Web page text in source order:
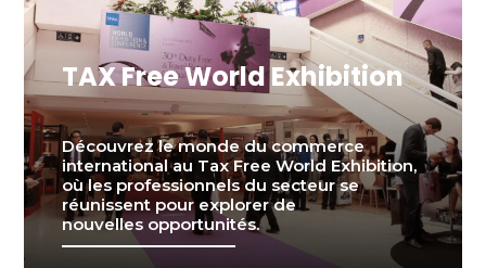
TAX Free World Exhibition
Découvrez le monde du commerce
international au Tax Free World Exhibition,
où les professionnels du secteur se
réunissent pour explorer de
nouvelles opportunités.